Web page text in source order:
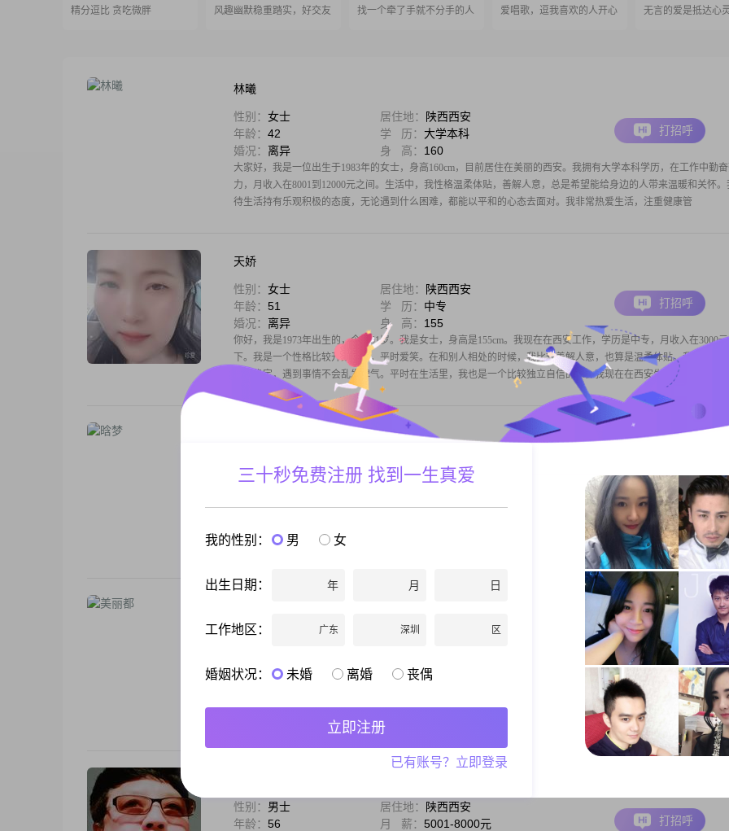
精分逗比 贪吃微胖 风趣幽默稳重踏实，好交友 找一个牵了手就不分手的人 爱唱歌，逗我喜欢的人开心 无言的爱是抵达心
林曦
性别： 女士 居住地：
陕西西安
年龄： 42 学 历： 大学本科
婚况： 离异 身 高： 160
大家好，我是一位出生于1983年的女士，身高160cm，目前居住在美丽的西安。我拥有大学本科学历，在工作中勤
力，月收入在8001到12000元之间。生活中，我性格温柔体贴，善解人意，总是希望能给身边的人带来温暖和关怀。
待生活持有乐观积极的态度，无论遇到什么困难，都能以平和的心态去面对。我非常热爱生活，注重健康管
打招呼
天娇
性别： 女士 居住地：
陕西西安
年龄： 51 学 历： 中专
婚况： 离异 身 高： 155
你好，我是1973年出生的，今年51岁。我是女士，身高是155cm。我现在在西安工作，学历是中专，月收入在3000元
下。我是一个性格比较开朗的人，平时爱笑。在和别人相处的时候，我比较善解人意，也算是温柔体贴。我的情绪一
比较稳定，遇到事情不会乱发脾气。平时在生活里，我也是一个比较独立自信的人。我现在在西安生活和工作，
打招呼
年龄：36 学 历：高中及以下
哈喽，我是1990年出生的女生，现在在西安工作生活##3002##我的身高是155cm##3002##每个月收入在一万两千到两
这个区间##3002##我的学历是高中及以下##3002##我这个人的性格比较开朗，平时喜欢笑，心态也算乐观积极
平时和人相处比较随和，大家觉得我还挺好相处的##3002##我情
打招呼
性别： 居住地：
婚况：
离异 身 高：175
你好，我是1970年出生的男士，身高175cm##3002##我现在在北京工作，学历是大专，月收入在12001到20000元之间
##3002##我的性格是自信果断的，平时也比较乐观积极，对待事情有耐心也比较包容，为人真诚可靠##3002##我平
较注重生活品质，有咖啡品鉴这个特点，也会做菜烹饪##3002##我目前是
打招呼
性别： 男士 居住地：
陕西西安
年龄： 56 月 薪： 5001-8000元
打招呼
三十秒免费注册 找到一生真爱
我的性别： 男 女
出生日期： 年 月 日
工作地区： 广东 深圳 区
婚姻状况： 未婚 离婚 丧偶
立即注册
已有账号？立即登录